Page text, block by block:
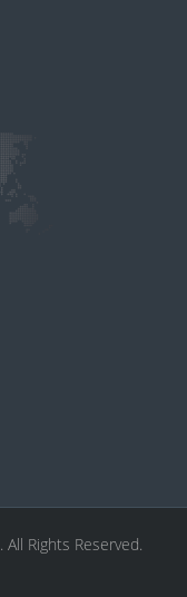
. All Rights Reserved.